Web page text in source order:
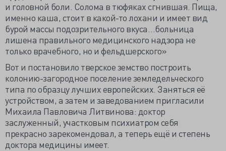
и головной боли. Солома в тюфяках сгнившая. Пища,
именно каша, стоит в какой-то лохани и имеет вид
бурой массы подозрительного вкуса…больница
лишена правильного медицинского надзора не
только врачебного, но и фельдшерского»
Вот и постановило тверское земство построить
колонию-загородное поселение земледельческого
типа по образцу лучших европейских. Заняться её
устройством, а затем и заведованием пригласили
Михаила Павловича Литвинова: доктор
заслуженный, участковым психиатром себя
прекрасно зарекомендовал, а теперь ещё и степень
доктора медицины имеет.